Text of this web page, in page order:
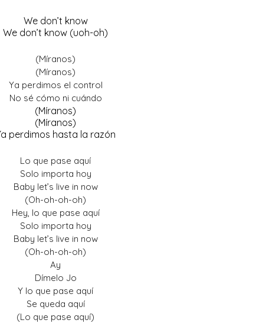
We don’t know
We don’t know (uoh-oh)
(Míranos)
(Míranos)
Ya perdimos el control
No sé cómo ni cuándo
(Míranos)
(Míranos)
perdimos hasta la razón
Lo que pase aquí
Solo importa hoy
Baby let’s live in now
(Oh-oh-oh-oh)
Hey, lo que pase aquí
Solo importa hoy
Baby let’s live in now
(Oh-oh-oh-oh)
Ay
Dímelo Jo
Y lo que pase aquí
Se queda aquí
(Lo que pase aquí)